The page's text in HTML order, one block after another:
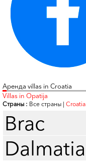
Аренда villas in Croatia
Villas in Opatija
Страны : Все страны | Croatia
Brac
Dalmatia